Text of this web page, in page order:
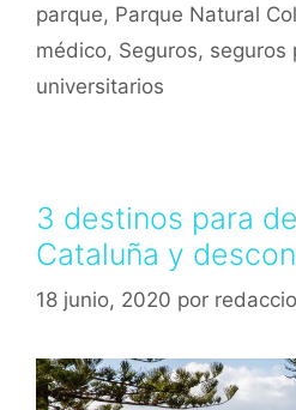
parque, Parque Natural
médico, Seguros, seguros
universitarios
3 destinos para
Cataluña y
18 junio, 2020 por